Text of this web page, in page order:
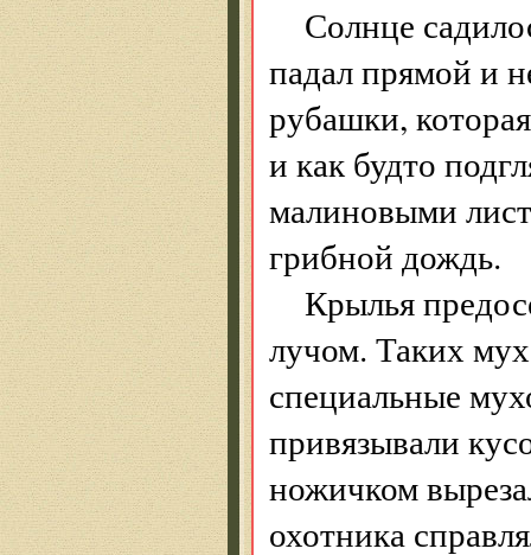
Солнце
падал прямой и
рубашки,
и как будто
малиновыми
грибной дождь.
Крылья
лучом. Таких
специальные
привязывали
ножичком
охотника